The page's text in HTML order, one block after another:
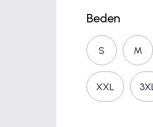
Beden
S M
XXL 3XL